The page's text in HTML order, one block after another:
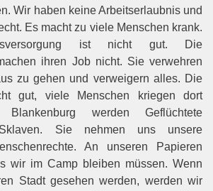
Wir haben keine Arbeitserlaubnis und
Es macht zu viele Menschen krank.
ist nicht gut. Die
ihren Job nicht. Sie verwehren
zu gehen und verweigern alles. Die
gut, viele Menschen kriegen dort
werden Geflüchtete
Sie nehmen uns unsere
An unseren Papieren
wir im Camp bleiben müssen. Wenn
Stadt gesehen werden, werden wir